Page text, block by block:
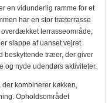
en vidunderlig ramme for et
har en stor træterrasse
terrasseområde,
slappe af uanset vejret.
beskyttende træer, der giver
og nyde udendørs aktiviteter.
der kombinerer køkken,
Opholdsområdet